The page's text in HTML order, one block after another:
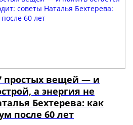
простых вещей — и
а энергия не
Бехтерева: как
после 60 лет